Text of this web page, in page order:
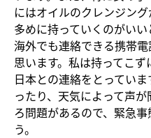
にはオイルのクレンジン
多めに持っていくのがい
海外でも連絡できる携帯
思います。私は持ってこ
日本との連絡をとってい
ったり、天気によって声
ろ問題があるので、緊急
う。